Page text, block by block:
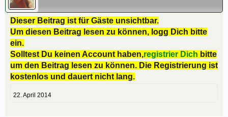
Dieser Beitrag ist für Gäste unsichtbar.
Um diesen Beitrag lesen zu können, logg Dich bitte
ein.
Solltest Du keinen Account haben,registrier Dich bitte
um den Beitrag lesen zu können. Die Registrierung ist
kostenlos und dauert nicht lang.
22. April 2014